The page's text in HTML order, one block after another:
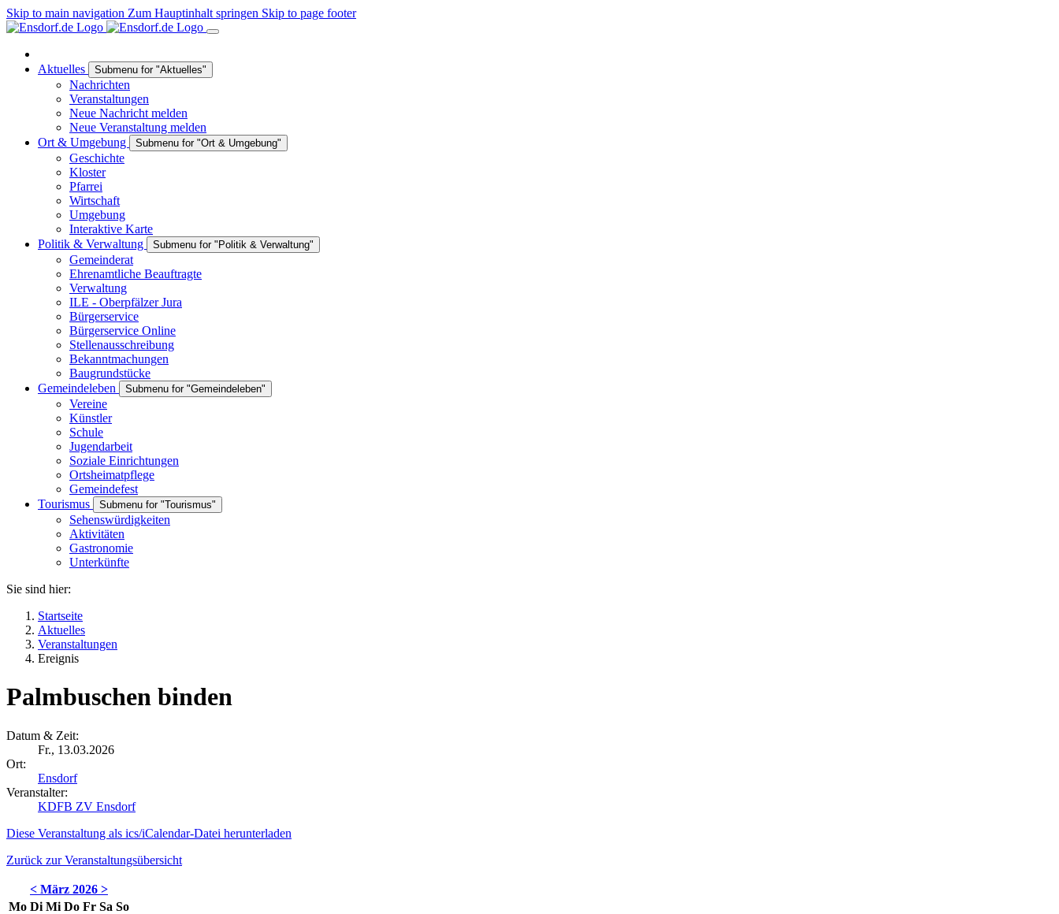
Skip to main navigation Zum Hauptinhalt springen Skip to page footer
Aktuelles Submenu for "Aktuelles"
Nachrichten
Veranstaltungen
Neue Nachricht melden
Neue Veranstaltung melden
Ort & Umgebung
Submenu for "Ort & Umgebung"
Geschichte
Kloster
Pfarrei
Wirtschaft
Umgebung
Interaktive Karte
Politik & Verwaltung
Submenu for "Politik & Verwaltung"
Gemeinderat
Ehrenamtliche Beauftragte
Verwaltung
ILE - Oberpfälzer Jura
Bürgerservice
Bürgerservice Online
Stellenausschreibung
Bekanntmachungen
Baugrundstücke
Gemeindeleben
Submenu for "Gemeindeleben"
Vereine
Künstler
Schule
Jugendarbeit
Soziale Einrichtungen
Ortsheimatpflege
Gemeindefest
Tourismus
Submenu for "Tourismus"
Sehenswürdigkeiten
Aktivitäten
Gastronomie
Unterkünfte
Sie sind hier:
Startseite
Aktuelles
Veranstaltungen
Ereignis
Palmbuschen binden
Datum & Zeit:
Fr., 13.03.2026
Ort:
Ensdorf
Veranstalter:
KDFB ZV Ensdorf
Diese Veranstaltung als ics/iCalendar-Datei herunterladen
Zurück zur Veranstaltungsübersicht
< März 2026 >
Mo Di Mi Do Fr Sa So